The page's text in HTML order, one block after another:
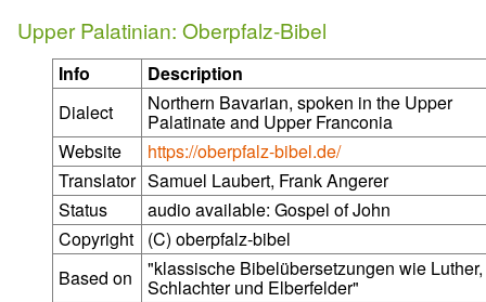
Upper Palatinian: Oberpfalz-Bibel
Info
Description
Dialect
Northern Bavarian, spoken in the Upper
Palatinate and Upper Franconia
Website
https://oberpfalz-bibel.de/
Translator Samuel Laubert, Frank Angerer
Status
audio available: Gospel of John
Copyright
(C) oberpfalz-bibel
Based on
"klassische Bibelübersetzungen wie Luther,
Schlachter und Elberfelder"